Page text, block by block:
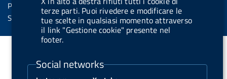
terze parti. Puoi rivedere e modificare le
tue scelte in qualsiasi momento attraverso
il link "Gestione cookie" presente nel
footer.
Social networks
.
i
n
s
a
.
s
p
Privacy
Servizi Online